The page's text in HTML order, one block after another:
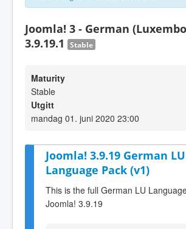
Joomla! 3 - German
3.9.19.1
Stable
Maturity
Stable
Utgitt
mandag 01. juni 2020 23:00
Joomla! 3.9.19 German
Language Pack (v1)
This is the full German LU
Joomla! 3.9.19